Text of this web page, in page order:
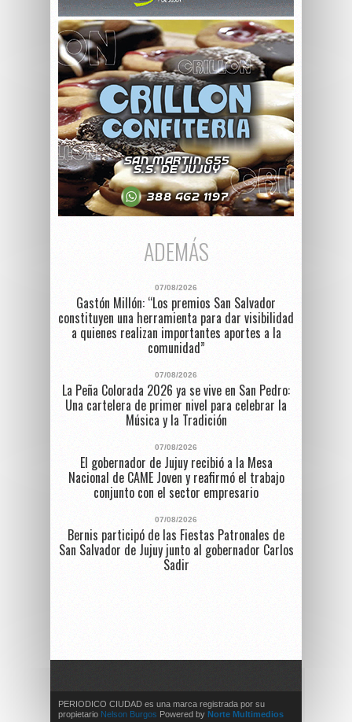
ADEMÁS
07/08/2026
Gastón Millón: “Los premios San Salvador
constituyen una herramienta para dar visibilidad
a quienes realizan importantes aportes a la
comunidad”
07/08/2026
La Peña Colorada 2026 ya se vive en San Pedro:
Una cartelera de primer nivel para celebrar la
Música y la Tradición
07/08/2026
El gobernador de Jujuy recibió a la Mesa
Nacional de CAME Joven y reafirmó el trabajo
conjunto con el sector empresario
07/08/2026
Bernis participó de las Fiestas Patronales de
San Salvador de Jujuy junto al gobernador Carlos
Sadir
PERIODICO CIUDAD es una marca registrada por su
propietario Nelson Burgos Powered by Norte Multimedios